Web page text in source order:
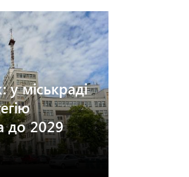
міськраді
до 2029